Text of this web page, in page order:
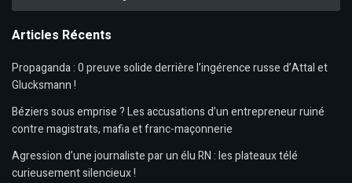
Articles Récents
Propaganda : 0 preuve solide derrière l’ingérence russe d’Attal et
Glucksmann !
Béziers sous emprise ? Les accusations d’un entrepreneur ruiné
contre magistrats, mafia et franc-maçonnerie
Agression d’une journaliste par un élu RN : les plateaux télé
curieusement silencieux !